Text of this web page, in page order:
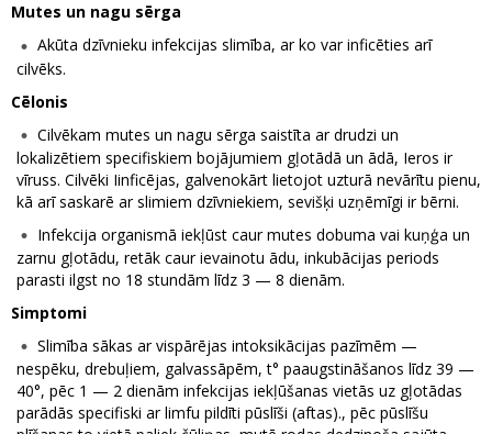
Mutes un nagu sērga
Akūta dzīvnieku infekcijas slimība, ar ko var inficēties arī
cilvēks.
Cēlonis
Cilvēkam mutes un nagu sērga saistīta ar drudzi un
lokalizētiem specifiskiem bojājumiem gļotādā un ādā, Ieros ir
vīruss. Cilvēki Iinficējas, galvenokārt lietojot uzturā nevārītu pienu,
kā arī saskarē ar slimiem dzīvniekiem, sevišķi uzņēmīgi ir bērni.
Infekcija organismā iekļūst caur mutes dobuma vai kuņģa un
zarnu gļotādu, retāk caur ievainotu ādu, inkubācijas periods
parasti ilgst no 18 stundām līdz 3 — 8 dienām.
Simptomi
Slimība sākas ar vispārējas intoksikācijas pazīmēm —
nespēku, drebuļiem, galvassāpēm, t° paaugstināšanos līdz 39 —
40°, pēc 1 — 2 dienām infekcijas iekļūšanas vietās uz gļotādas
parādās specifiski ar limfu pildīti pūslīši (aftas)., pēc pūslīšu